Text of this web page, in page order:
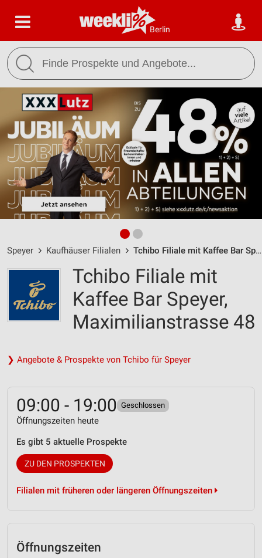
Berlin
Speyer Kaufhäuser Filialen Tchibo Filiale mit Kaffee Bar Speyer / Maximilianstrasse 48 - Öffnungszeiten & Adresse
Tchibo Filiale mit
Kaffee Bar Speyer,
Maximilianstrasse 48
❯ Angebote & Prospekte von Tchibo für Speyer
09:00 - 19:00 Geschlossen
Öffnungszeiten heute
Es gibt 5 aktuelle Prospekte
ZU DEN PROSPEKTEN
Filialen mit früheren oder längeren Öffnungszeiten
Öffnungszeiten